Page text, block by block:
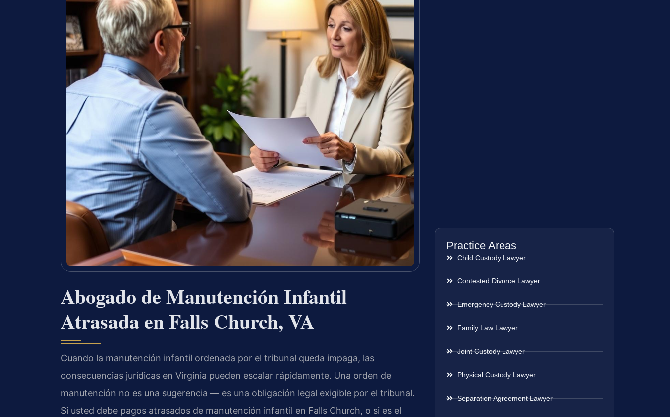
Abogado de Manutención Infantil
Atrasada en Falls Church, VA
Cuando la manutención infantil ordenada por el tribunal queda impaga, las
consecuencias jurídicas en Virginia pueden escalar rápidamente. Una orden de
manutención no es una sugerencia — es una obligación legal exigible por el tribunal.
Si usted debe pagos atrasados de manutención infantil en Falls Church, o si es el
Practice Areas
Child Custody Lawyer
Contested Divorce Lawyer
Emergency Custody Lawyer
Family Law Lawyer
Joint Custody Lawyer
Physical Custody Lawyer
Separation Agreement Lawyer